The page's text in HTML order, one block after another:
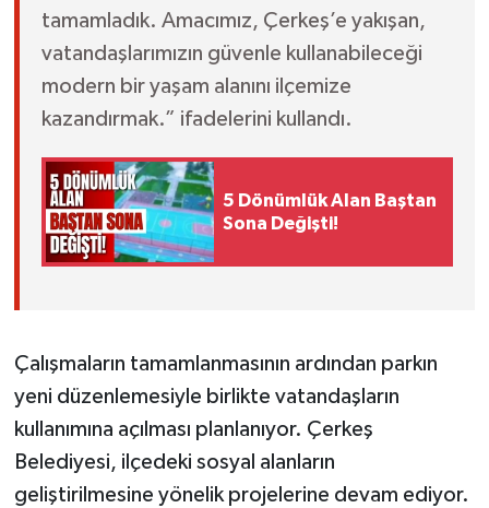
tamamladık. Amacımız, Çerkeş’e yakışan,
vatandaşlarımızın güvenle kullanabileceği
modern bir yaşam alanını ilçemize
kazandırmak.” ifadelerini kullandı.
5 Dönümlük Alan Baştan
Sona Değişti!
Çalışmaların tamamlanmasının ardından parkın
yeni düzenlemesiyle birlikte vatandaşların
kullanımına açılması planlanıyor. Çerkeş
Belediyesi, ilçedeki sosyal alanların
geliştirilmesine yönelik projelerine devam ediyor.